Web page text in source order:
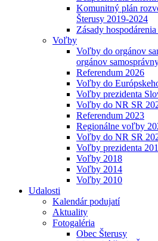
Komunitný plán
Šterusy 2019-2024
Zásady
Voľby
Voľby do orgánov
orgánov
Referendum 2026
Voľby do
Voľby prezidenta
Voľby do NR SR
Referendum 2023
Regionálne voľby
Voľby do NR SR
Voľby prezidenta
Voľby 2018
Voľby 2014
Voľby 2010
Udalosti
Kalendár podujatí
Aktuality
Fotogaléria
Obec Šterusy